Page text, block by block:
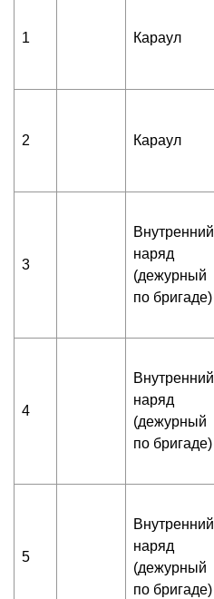
1 Караул
2 Караул
3
Внутренний
наряд
(дежурный
по бригаде)
4
Внутренний
наряд
(дежурный
по бригаде)
5
Внутренний
наряд
(дежурный
по бригаде)